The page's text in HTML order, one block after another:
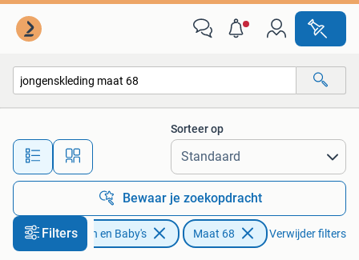
Alle afstanden…
Sorteer op
Bewaar je zoekopdracht
Filters
Kinderen en Baby's Maat 68 Verwijder filters